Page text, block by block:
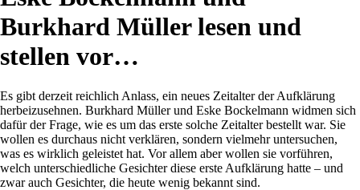
Burkhard Müller lesen und
stellen vor…
Es gibt derzeit reichlich Anlass, ein neues Zeitalter der Aufklärung
herbeizusehnen. Burkhard Müller und Eske Bockelmann widmen sich
dafür der Frage, wie es um das erste solche Zeitalter bestellt war. Sie
wollen es durchaus nicht verklären, sondern vielmehr untersuchen,
was es wirklich geleistet hat. Vor allem aber wollen sie vorführen,
welch unterschiedliche Gesichter diese erste Aufklärung hatte – und
zwar auch Gesichter, die heute wenig bekannt sind.